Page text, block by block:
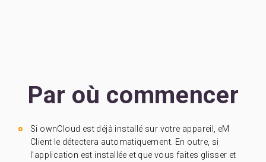
Par où commencer
Si ownCloud est déjà installé sur votre appareil, eM
Client le détectera automatiquement. En outre, si
l’application est installée et que vous faites glisser et